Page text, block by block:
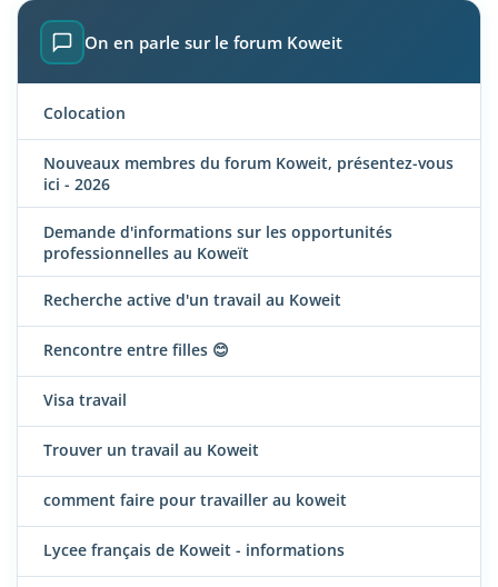
On en parle sur le forum Koweit
Colocation
Nouveaux membres du forum Koweit, présentez-vous
ici - 2026
Demande d'informations sur les opportunités
professionnelles au Koweït
Recherche active d'un travail au Koweit
Rencontre entre filles 😊
Visa travail
Trouver un travail au Koweit
comment faire pour travailler au koweit
Lycee français de Koweit - informations